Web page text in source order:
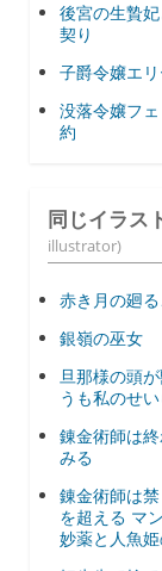
後宮の生贄
契り
子爵令嬢エ
没落令嬢フ
約
同じイラス
illustrator)
赤き月の廻る
銀嶺の巫女
旦那様の頭
うも私のせ
錬金術師は
みる
錬金術師は
を超える マ
妙薬と人魚